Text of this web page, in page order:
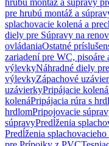
hrubú montáž a súpravy
pre hrubú montáž a
splachovacie kolená a
diely pre Súpravy na
ovládaniaOstatné
zariadení pre WC, pisoáre
výlevkyNáhradné diely
výlevkyZápachové
uzávierkyPripájacie kolená
kolenáPripájacia rúra s
hrdlomPripojovacie
súpravyPredĺženia
Predĺženia splachovacieho